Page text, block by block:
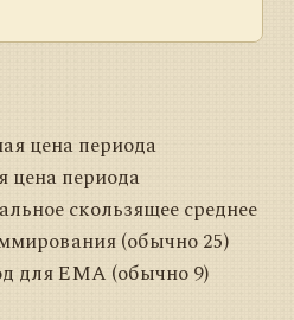
цена периода
цена периода
скользящее среднее
(обычно 25)
для EMA (обычно 9)